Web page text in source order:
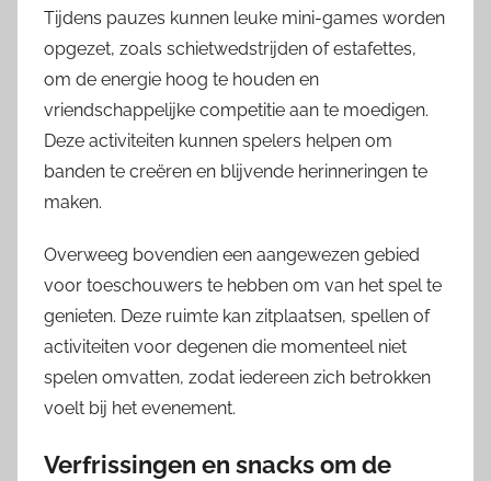
Tijdens pauzes kunnen leuke mini-games worden
opgezet, zoals schietwedstrijden of estafettes,
om de energie hoog te houden en
vriendschappelijke competitie aan te moedigen.
Deze activiteiten kunnen spelers helpen om
banden te creëren en blijvende herinneringen te
maken.
Overweeg bovendien een aangewezen gebied
voor toeschouwers te hebben om van het spel te
genieten. Deze ruimte kan zitplaatsen, spellen of
activiteiten voor degenen die momenteel niet
spelen omvatten, zodat iedereen zich betrokken
voelt bij het evenement.
Verfrissingen en snacks om de